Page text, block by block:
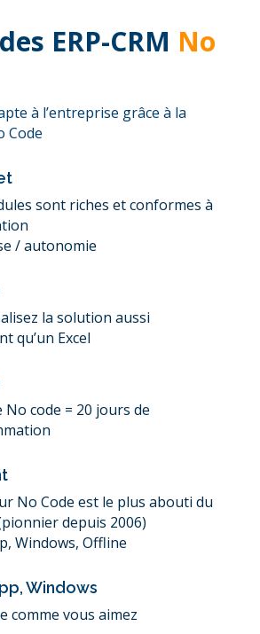
ERP-CRM No
à l’entreprise grâce à la
Code
sont riches et conformes à
/ autonomie
la solution aussi
qu’un Excel
No code = 20 jours de
No Code est le plus abouti du
depuis 2006)
Windows, Offline
Windows
comme vous aimez